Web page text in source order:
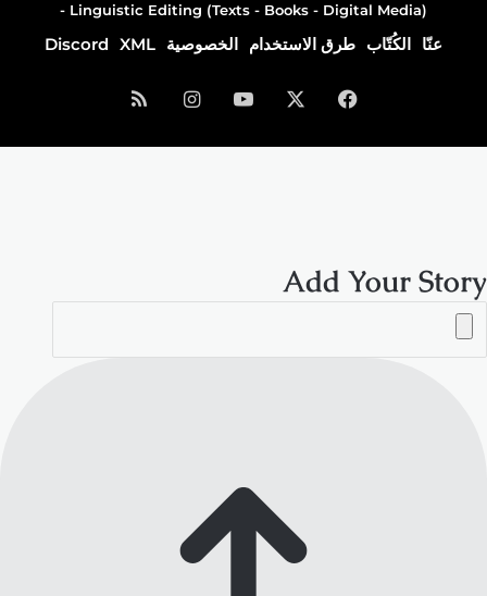
Linguistic Editing (Texts - Books - Digital Media) -
عنّا الكُتّاب طرق الاستخدام الخصوصية XML
Discord
فيسبوك ‫YouTubeانستقرامملخص
الموقع
Add Your Story